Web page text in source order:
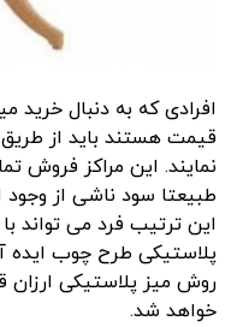
افرادی که به دنبال خرید
قیمت هستند باید از
نمایند. این مراکز فروش
طبیعتا سود ناشی از وجود
این ترتیب فرد می تواند
پلاستیکی طرح چوب ایده
روش میز پلاستیکی
خواهد شد.